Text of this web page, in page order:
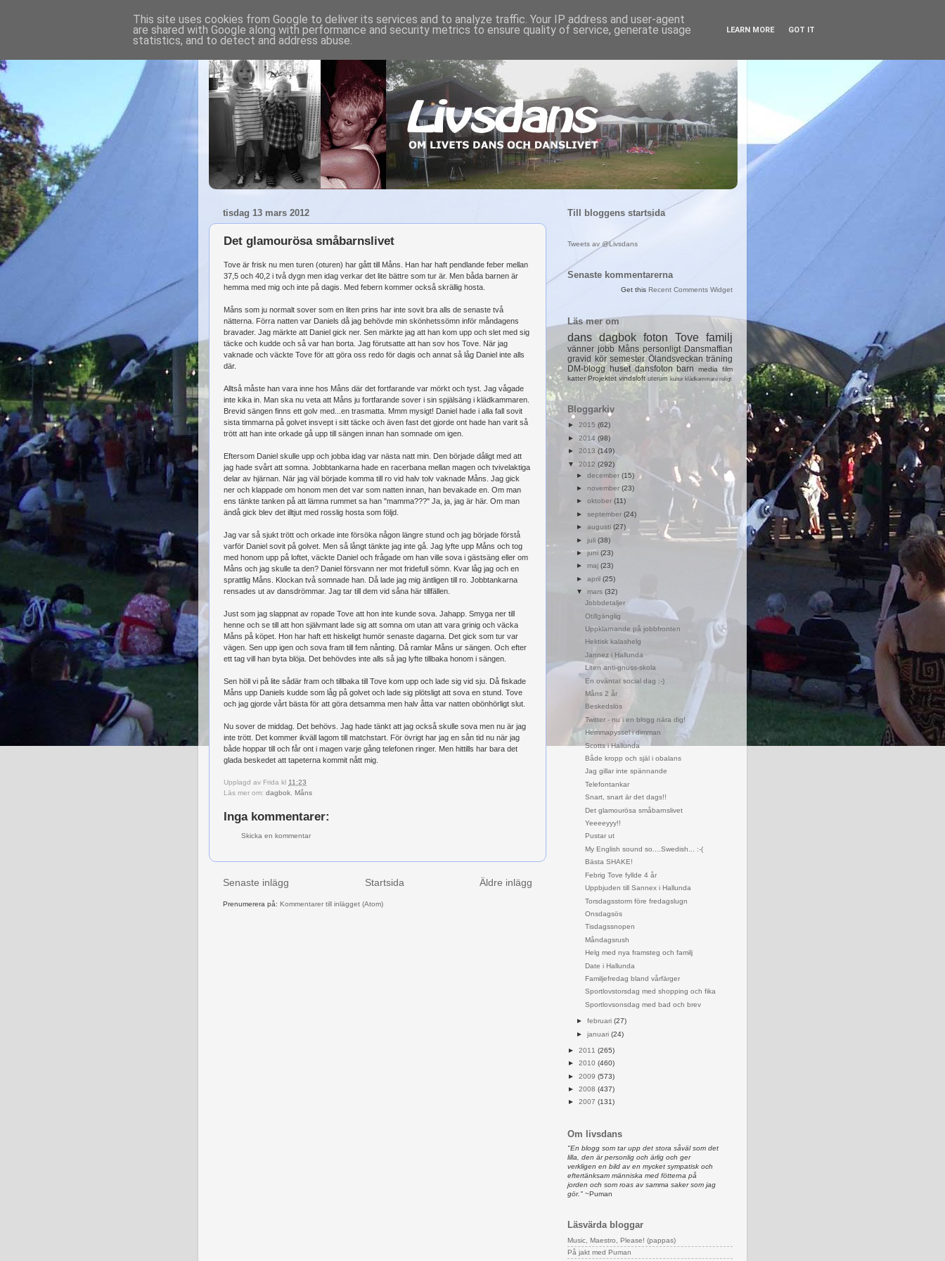
tisdag 13 mars 2012
Det glamourösa småbarnslivet
Tove är frisk nu men turen (oturen) har gått till Måns. Han har haft pendlande feber mellan
37,5 och 40,2 i två dygn men idag verkar det lite bättre som tur är. Men båda barnen är
hemma med mig och inte på dagis. Med febern kommer också skrällig hosta.
Måns som ju normalt sover som en liten prins har inte sovit bra alls de senaste två
nätterna. Förra natten var Daniels då jag behövde min skönhetssömn inför måndagens
bravader. Jag märkte att Daniel gick ner. Sen märkte jag att han kom upp och slet med sig
täcke och kudde och så var han borta. Jag förutsatte att han sov hos Tove. När jag
vaknade och väckte Tove för att göra oss redo för dagis och annat så låg Daniel inte alls
där.
Alltså måste han vara inne hos Måns där det fortfarande var mörkt och tyst. Jag vågade
inte kika in. Man ska nu veta att Måns ju fortfarande sover i sin spjälsäng i klädkammaren.
Brevid sängen finns ett golv med...en trasmatta. Mmm mysigt! Daniel hade i alla fall sovit
sista timmarna på golvet insvept i sitt täcke och även fast det gjorde ont hade han varit så
trött att han inte orkade gå upp till sängen innan han somnade om igen.
Eftersom Daniel skulle upp och jobba idag var nästa natt min. Den började dåligt med att
jag hade svårt att somna. Jobbtankarna hade en racerbana mellan magen och tvivelaktiga
delar av hjärnan. När jag väl började komma till ro vid halv tolv vaknade Måns. Jag gick
ner och klappade om honom men det var som natten innan, han bevakade en. Om man
ens tänkte tanken på att lämna rummet sa han "mamma???" Ja, ja, jag är här. Om man
ändå gick blev det illtjut med rosslig hosta som följd.
Jag var så sjukt trött och orkade inte försöka någon längre stund och jag började förstå
varför Daniel sovit på golvet. Men så långt tänkte jag inte gå. Jag lyfte upp Måns och tog
med honom upp på loftet, väckte Daniel och frågade om han ville sova i gästsäng eller om
Måns och jag skulle ta den? Daniel försvann ner mot fridefull sömn. Kvar låg jag och en
sprattlig Måns. Klockan två somnade han. Då lade jag mig äntligen till ro. Jobbtankarna
rensades ut av dansdrömmar. Jag tar till dem vid såna här tillfällen.
Just som jag slappnat av ropade Tove att hon inte kunde sova. Jahapp. Smyga ner till
henne och se till att hon självmant lade sig att somna om utan att vara grinig och väcka
Måns på köpet. Hon har haft ett hiskeligt humör senaste dagarna. Det gick som tur var
vägen. Sen upp igen och sova fram till fem nånting. Då ramlar Måns ur sängen. Och efter
ett tag vill han byta blöja. Det behövdes inte alls så jag lyfte tillbaka honom i sängen.
Sen höll vi på lite sådär fram och tillbaka till Tove kom upp och lade sig vid sju. Då fiskade
Måns upp Daniels kudde som låg på golvet och lade sig plötsligt att sova en stund. Tove
och jag gjorde vårt bästa för att göra detsamma men halv åtta var natten obönhörligt slut.
Nu sover de middag. Det behövs. Jag hade tänkt att jag också skulle sova men nu är jag
inte trött. Det kommer ikväll lagom till matchstart. För övrigt har jag en sån tid nu när jag
både hoppar till och får ont i magen varje gång telefonen ringer. Men hittills har bara det
glada beskedet att tapeterna kommit nått mig.
Upplagd av Frida kl 11:23
Läs mer om: dagbok Måns
Inga kommentarer:
Skicka en kommentar
Senaste inlägg Äldre inlägg
Startsida
Prenumerera på: Kommentarer till inlägget (Atom)
Till bloggens startsida
Tweets av @Livsdans
Senaste kommentarerna
Get this Recent Comments Widget
Läs mer om
dans dagbok foton Tove familj
vänner jobb Måns personligt Dansmaffian
gravid
kör semester Ölandsveckan träning
DM-blogg huset dansfoton barn media film
katter Projektet vindsloft uterum kultur klädkammare roligt
Bloggarkiv
► 2015 (62)
► 2014 (98)
► 2013 (149)
▼ 2012 (292)
► december (15)
► november (23)
► oktober (11)
► september (24)
► augusti (27)
► juli (38)
►juni (23)
► maj (23)
► april (25)
▼ mars (32)
Jobbdetaljer
Otillgänglig
Uppklarnande på jobbfronten
Hektisk kalashelg
Jannez i Hallunda
Liten anti-gnuss-skola
En oväntat social dag :-)
Måns 2 år
Beskedslös
Twitter - nu i en blogg nära dig!
Hemmapyssel i dimman
Scotts i Hallunda
Både kropp och själ i obalans
Jag gillar inte spännande
Telefontankar
Snart, snart är det dags!!
Det glamourösa småbarnslivet
Yeeeeyyy!!
Pustar ut
My English sound so....Swedish... :-(
Bästa SHAKE!
Febrig Tove fyllde 4 år
Uppbjuden till Sannex i Hallunda
Torsdagsstorm före fredagslugn
Onsdagsös
Tisdagssnopen
Måndagsrush
Helg med nya framsteg och familj
Date i Hallunda
Familjefredag bland vårfärger
Sportlovstorsdag med shopping och fika
Sportlovsonsdag med bad och brev
► februari (27)
► januari (24)
► 2011 (265)
► 2010 (460)
► 2009 (573)
► 2008 (437)
► 2007 (131)
Om livsdans
"En blogg som tar upp det stora såväl som det
lilla, den är personlig och ärlig och ger
verkligen en bild av en mycket sympatisk och
eftertänksam människa med fötterna på
jorden och som roas av samma saker som jag
gör." ~Puman
Läsvärda bloggar
Music, Maestro, Please! (pappas)
På jakt med Puman
This site uses cookies from Google to deliver its services and to analyze traffic. Your IP address and user-agent
are shared with Google along with performance and security metrics to ensure quality of service, generate usage
statistics, and to detect and address abuse.
LEARN MORE GOT IT